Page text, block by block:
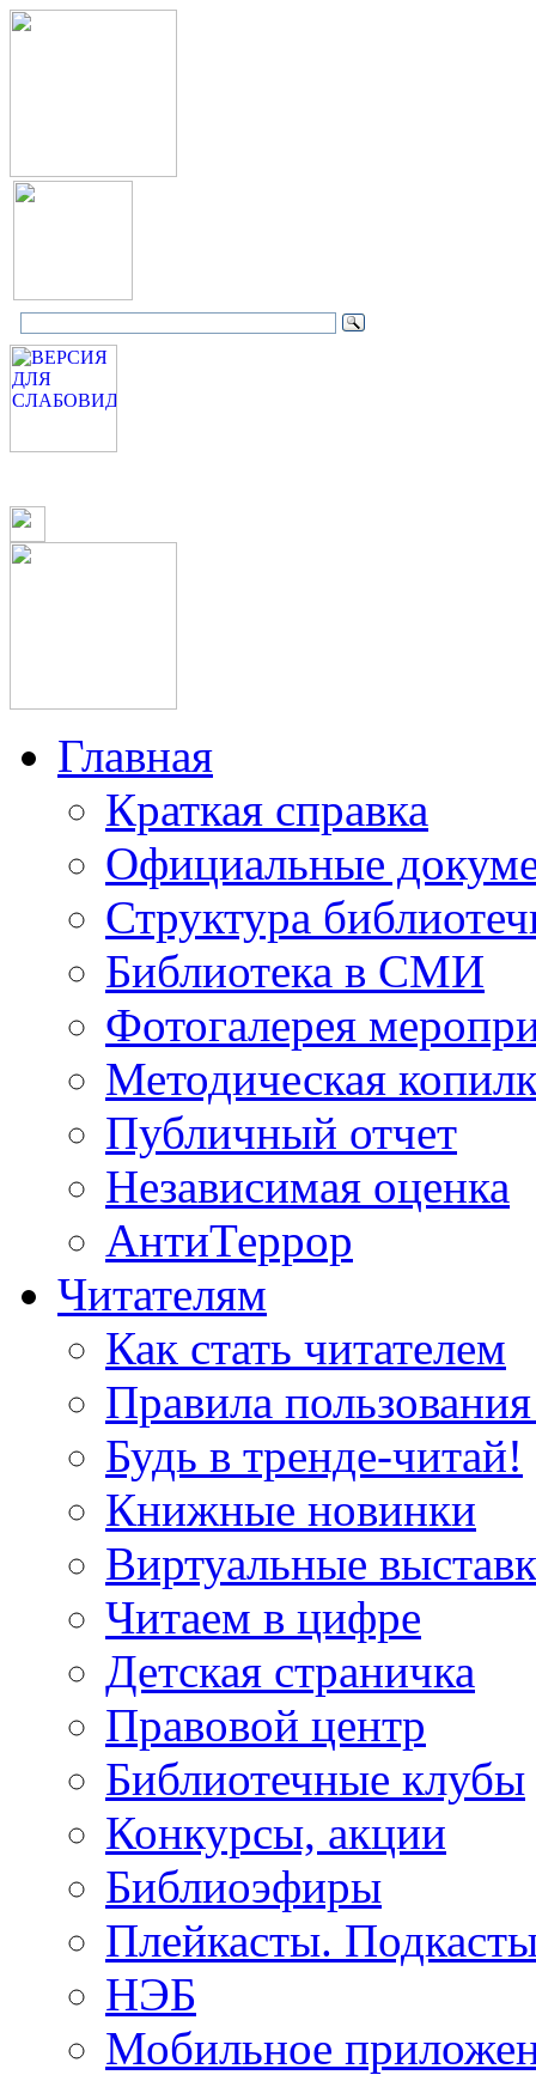
Главная
Краткая справка
Официальные
Структура
Библиотека в СМИ
Фотогалерея
Методическая
Публичный отчет
Независимая оценка
АнтиТеррор
Читателям
Как стать читателем
Правила
Будь в тренде-читай!
Книжные новинки
Виртуальные
Читаем в цифре
Детская страничка
Правовой центр
Библиотечные клубы
Конкурсы, акции
Библиоэфиры
Плейкасты.
НЭБ
Мобильное